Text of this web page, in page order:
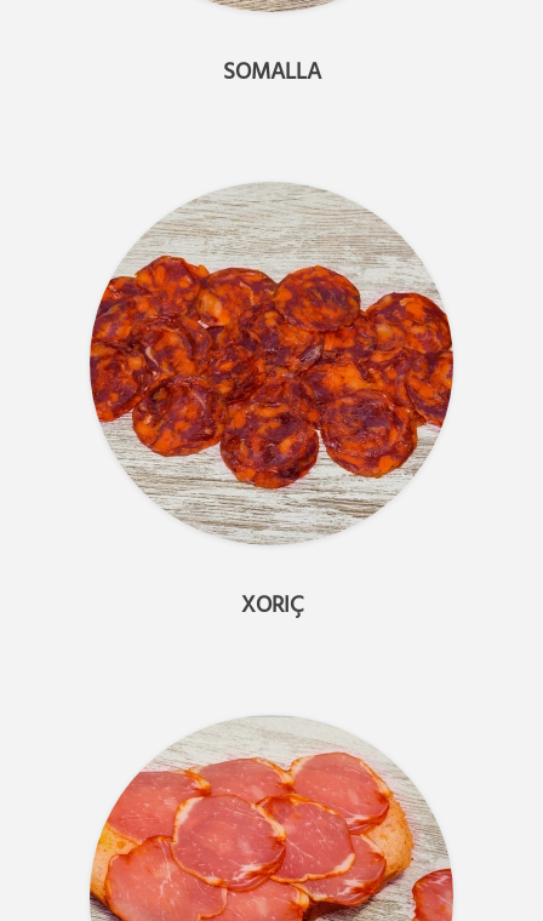
SOMALLA
XORIÇ